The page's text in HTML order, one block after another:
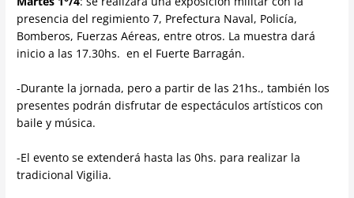
presencia del regimiento 7, Prefectura Naval, Policía,
Bomberos, Fuerzas Aéreas, entre otros. La muestra dará
inicio a las 17.30hs. en el Fuerte Barragán.
-Durante la jornada, pero a partir de las 21hs., también los
presentes podrán disfrutar de espectáculos artísticos con
baile y música.
-El evento se extenderá hasta las 0hs. para realizar la
tradicional Vigilia.